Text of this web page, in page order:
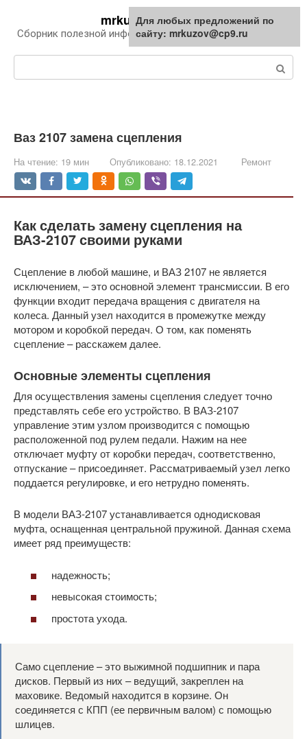
контенту
mrkuzov.ru
Сборник полезной информации про автомобили
Ваз 2107 замена сцепления
На чтение: 19 мин Опубликовано: 18.12.2021 Ремонт
Как сделать замену сцепления на
ВАЗ-2107 своими руками
Сцепление в любой машине, и ВАЗ 2107 не является
исключением, – это основной элемент трансмиссии. В его
функции входит передача вращения с двигателя на
колеса. Данный узел находится в промежутке между
мотором и коробкой передач. О том, как поменять
сцепление – расскажем далее.
Основные элементы сцепления
Для осуществления замены сцепления следует точно
представлять себе его устройство. В ВАЗ-2107
управление этим узлом производится с помощью
расположенной под рулем педали. Нажим на нее
отключает муфту от коробки передач, соответственно,
отпускание – присоединяет. Рассматриваемый узел легко
поддается регулировке, и его нетрудно поменять.
В модели ВАЗ-2107 устанавливается однодисковая
муфта, оснащенная центральной пружиной. Данная схема
имеет ряд преимуществ:
надежность;
невысокая стоимость;
простота ухода.
Само сцепление – это выжимной подшипник и пара
дисков. Первый из них – ведущий, закреплен на
маховике. Ведомый находится в корзине. Он
соединяется с КПП (ее первичным валом) с помощью
шлицев.
Для любых предложений по
сайту: mrkuzov@cp9.ru
Для любых предложений по
сайту: mrkuzov@cp9.ru